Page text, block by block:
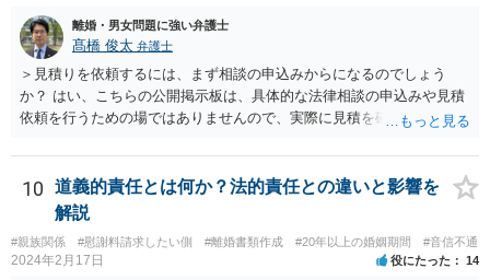
離婚・男女問題に強い弁護士
髙橋 俊太 弁護士
＞見積りを依頼するには、まず相談の申込みからになるのでしょう
か？ はい、こちらの公開掲示板は、具体的な法律相談の申込みや見積
依頼を行うための場ではありませんので、実際に見積を確認されたい
わせをしていただく必要があります。
10
道義的責任とは何か？法的責任との違いと影響を
解説
#親族関係 #慰謝料請求したい側 #離婚書類作成 #20年以上の婚姻期間 #音信不通
2024年2月17日 役にたった 14